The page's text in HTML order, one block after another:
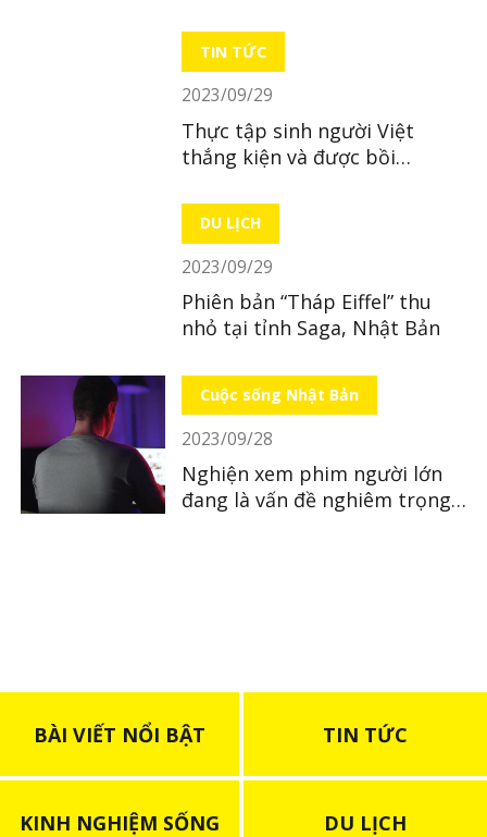
TIN TỨC
2023/09/29
Thực tập sinh người Việt
thắng kiện và được bồi
DU LỊCH
2023/09/29
Phiên bản “Tháp Eiffel” thu
nhỏ tại tỉnh Saga, Nhật Bản
Cuộc sống Nhật Bản
2023/09/28
Nghiện xem phim người lớn
đang là vấn đề nghiêm trọng
BÀI VIẾT NỔI BẬT TIN TỨC
KINH NGHIỆM SỐNG DU LỊCH